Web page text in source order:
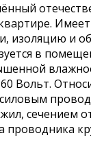
изоляцию и
в
Вольт.
сечением